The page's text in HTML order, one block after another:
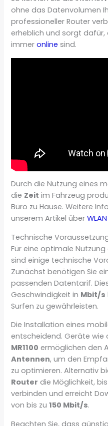
ohne das Datenvolumen
professioneller Router
erheblich und sorgt dafür,
immeronline sind.
Durch die Nutzung eines
die Zeit im Fahrzeug
Büro zu Hause. Weitere
unserem Artikel über
Technische
Für eine optimale
sind einige technische
Zunächst benötigen Sie
passenden Datentarif.
Geschwindigkeit in Mbit/s
Surfen zu gewährleisten.
Die Installation eines
entscheidend. Geräte wie
MR1100 ermöglichen den
Antennen, um den
zu optimieren. Alternativ
Router die Möglichkeit,
verbinden und erreicht
von bis zu150 Mbit/s.
Beachten Sie, dass